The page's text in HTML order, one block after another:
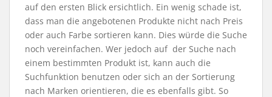
auf den ersten Blick ersichtlich. Ein wenig schade ist,
dass man die angebotenen Produkte nicht nach Preis
oder auch Farbe sortieren kann. Dies würde die Suche
noch vereinfachen. Wer jedoch auf der Suche nach
einem bestimmten Produkt ist, kann auch die
Suchfunktion benutzen oder sich an der Sortierung
nach Marken orientieren, die es ebenfalls gibt. So